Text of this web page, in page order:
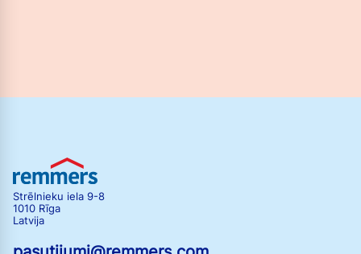
Strēlnieku iela 9-8
1010 Rīga
Latvija